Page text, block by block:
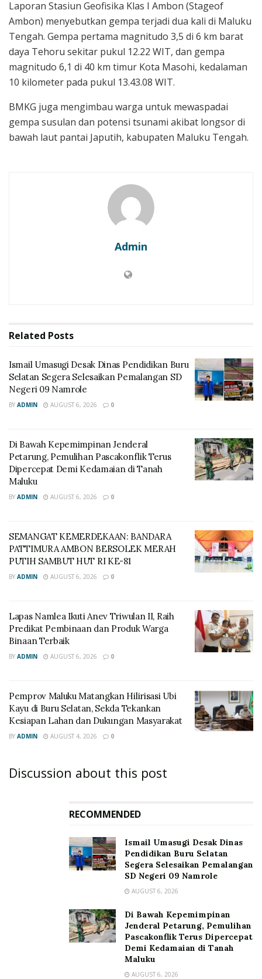
Laporan Stasiun Geofisika Klas I Ambon (Stageof
Ambon) menyebutkan gempa terjadi dua kali di Maluku
Tengah. Gempa pertama magnitudo 3,5 di 6 km barat
daya Tehoru sekitar pukul 12.22 WIT, dan gempa
magnitudo 6,1 di 40 km timur Kota Masohi, kedalaman
10 kilometer pada pukul 13.43.08 WIT.
BMKG juga mengimbau warga untuk mewaspadai
gempa susulan dan potensi tsunami akibat longsor di
bawah laut pantai Japutih, kabupaten Maluku Tengah.
Admin
Related Posts
Ismail Umasugi Desak Dinas Pendidikan Buru
Selatan Segera Selesaikan Pemalangan SD
Negeri 09 Namrole
BY ADMIN AUGUST 6, 2026 0
Di Bawah Kepemimpinan Jenderal
Petarung, Pemulihan Pascakonflik Terus
Dipercepat Demi Kedamaian di Tanah
Maluku
BY ADMIN AUGUST 6, 2026 0
SEMANGAT KEMERDEKAAN: BANDARA
PATTIMURA AMBON BERSOLEK MERAH
PUTIH SAMBUT HUT RI KE-81
BY ADMIN AUGUST 6, 2026 0
Lapas Namlea Ikuti Anev Triwulan II, Raih
Predikat Pembinaan dan Produk Warga
Binaan Terbaik
BY ADMIN AUGUST 6, 2026 0
‎Pemprov Maluku Matangkan Hilirisasi Ubi
Kayu di Buru Selatan, Sekda Tekankan
Kesiapan Lahan dan Dukungan Masyarakat
BY ADMIN AUGUST 4, 2026 0
Discussion about this post
RECOMMENDED
Ismail Umasugi Desak Dinas
Pendidikan Buru Selatan
Segera Selesaikan Pemalangan
SD Negeri 09 Namrole
AUGUST 6, 2026
Di Bawah Kepemimpinan
Jenderal Petarung, Pemulihan
Pascakonflik Terus Dipercepat
Demi Kedamaian di Tanah
Maluku
AUGUST 6, 2026